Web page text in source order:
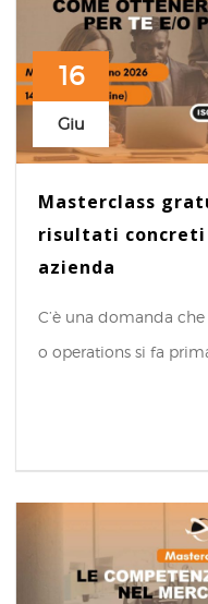
16
Giu
Masterclass
risultati
azienda
C’è una domanda
o operations si fa